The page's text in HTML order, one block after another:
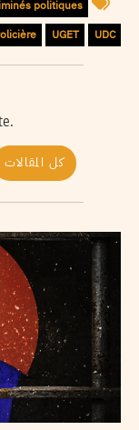
politiques
UDC
UGET
كل المقالات